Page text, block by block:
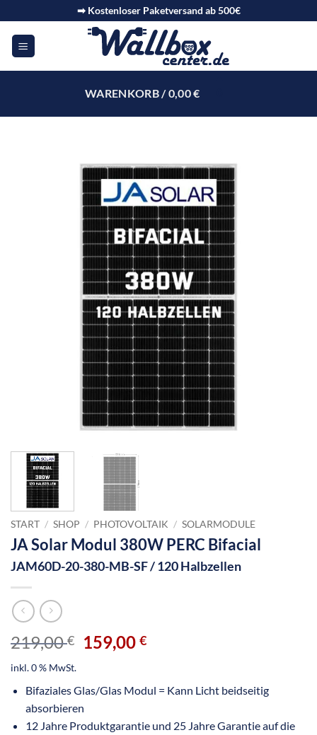
➡ Kostenloser Paketversand ab 500€
WARENKORB /0,00€
START / SHOP / PHOTOVOLTAIK / SOLARMODULE
JA Solar Modul 380W PERC Bifacial
JAM60D-20-380-MB-SF / 120 Halbzellen
219,00€ 159,00€
inkl. 0 % MwSt.
Bifaziales Glas/Glas Modul = Kann Licht beidseitig
absorbieren
12 Jahre Produktgarantie und 25 Jahre Garantie auf die